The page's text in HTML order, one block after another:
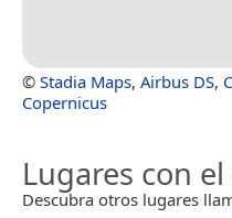
© Stadia Maps, Airbus DS,
Copernicus
Lugares con
Descubra otros lugares